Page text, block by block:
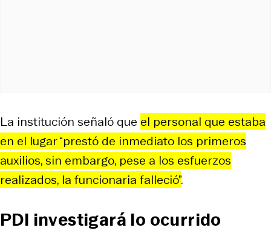
La institución señaló que el personal que estaba
en el lugar “prestó de inmediato los primeros
auxilios, sin embargo, pese a los esfuerzos
realizados, la funcionaria falleció”.
PDI investigará lo ocurrido